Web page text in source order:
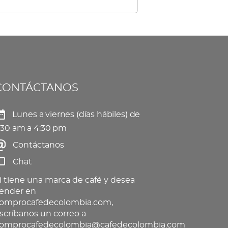
elegir
producto
Lunes a viernes (días hábiles) de
am a 4:30 pm
Contáctanos
Chat
tiene una marca de café y desea
en
un correo a